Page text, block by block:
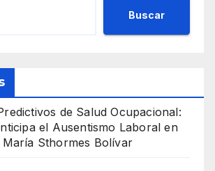
Buscar
de Salud Ocupacional:
el Ausentismo Laboral en
Sthormes Bolívar